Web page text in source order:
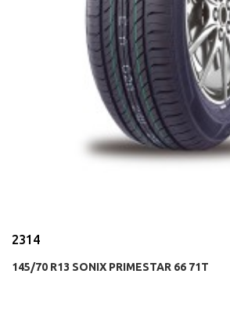
2314
145/70 R13 SONIX PRIMESTAR 66 71T